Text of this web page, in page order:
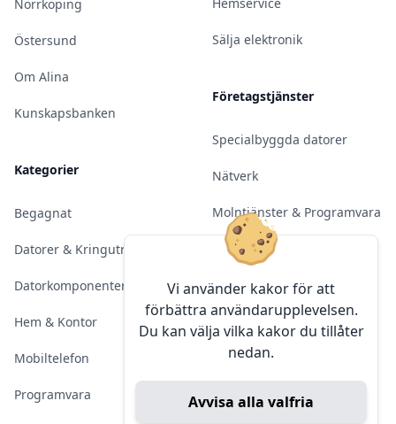
Vi använder kakor för att
förbättra användarupplevelsen.
Du kan välja vilka kakor du tillåter
nedan.
Avvisa alla valfria
Norrköping
Östersund
Om Alina
Kunskapsbanken
Kategorier
Begagnat
Datorer & Kringutrustning
Datorkomponenter
Hem & Kontor
Mobiltelefon
Programvara
Sälja elektronik
Företagstjänster
Specialbyggda datorer
Nätverk
Molntjänster & Programvara
Server & Backup
Kameraövervakning
Konferens & Public Display
Sälja elektronik